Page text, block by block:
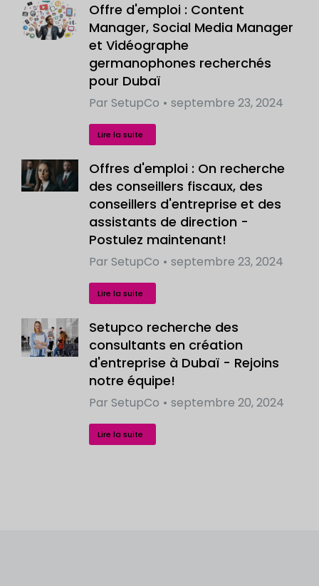
Offre d'emploi : Content
Manager, Social Media Manager
et Vidéographe
germanophones recherchés
pour Dubaï
Par SetupCo septembre 23, 2024
Lire la suite
Offres d'emploi : On recherche
des conseillers fiscaux, des
conseillers d'entreprise et des
assistants de direction -
Postulez maintenant!
Par SetupCo septembre 23, 2024
Lire la suite
Setupco recherche des
consultants en création
d'entreprise à Dubaï - Rejoins
notre équipe!
Par SetupCo septembre 20, 2024
Lire la suite